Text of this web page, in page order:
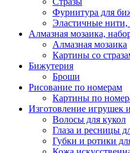
Фурнитура для
Эластичные нити,
Алмазная мозаика,
Алмазная мозаика
Картины co
Бижутерия
Броши
Рисование по номерам
Картины по
Изготовление игрушек
Волосы для кукол
Глаза и ресницы
Губки и ротики